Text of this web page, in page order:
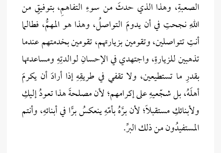
الصعبةِ، وهذا الذي حدثَ من سوءِ التفاهمِ، بتوفيقٍ من
اللهِ نجحتِ في أن يدومَ التواصلُ، وهذا هو المهمُّ، فطالما
أنتِ تتواصلين، وتقومين بزيارتهم، تقومين بخدمتهم عندما
تذهبين للزيارةِ، واجتهدي في الإحسانِ لوالدتِهِ ومساعدتها
بقدرِ ما تستطيعين، ولا تقفي في طريقِهِ إذا أرادَ أن يكرمَ
أهلَهُ، بل شجّعيهِ على إكرامهم؛ لأن مصلحةَ هذا تعودُ إليكِ
ولأبنائكِ مستقبلًا؛ لأن برَّهُ بأمّهِ ينعكسُ برًّا في أبنائهِ، وأنتم
المستفيدُون من ذلك البرِّ.